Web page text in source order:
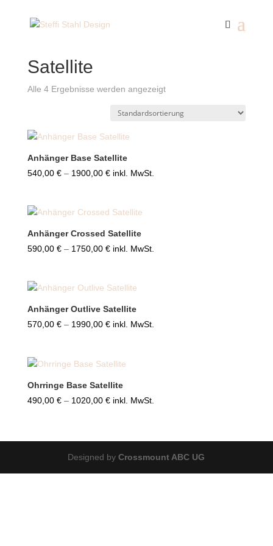
Satellite
Alle 4 Ergebnisse werden angezeigt
Anhänger Base Satellite
540,00 € – 1900,00 €Preisspanne:
1900,00 €
inkl. MwSt.
Anhänger Crossed Satellite
590,00 € – 1750,00 €Preisspanne:
1750,00 €
inkl. MwSt.
Anhänger Outlive Satellite
570,00 € – 1990,00 €Preisspanne:
1990,00 €
inkl. MwSt.
Ohrringe Base Satellite
490,00 € – 1020,00 €Preisspanne:
1020,00 €
inkl. MwSt.
Designed byCrossmount ABC UG